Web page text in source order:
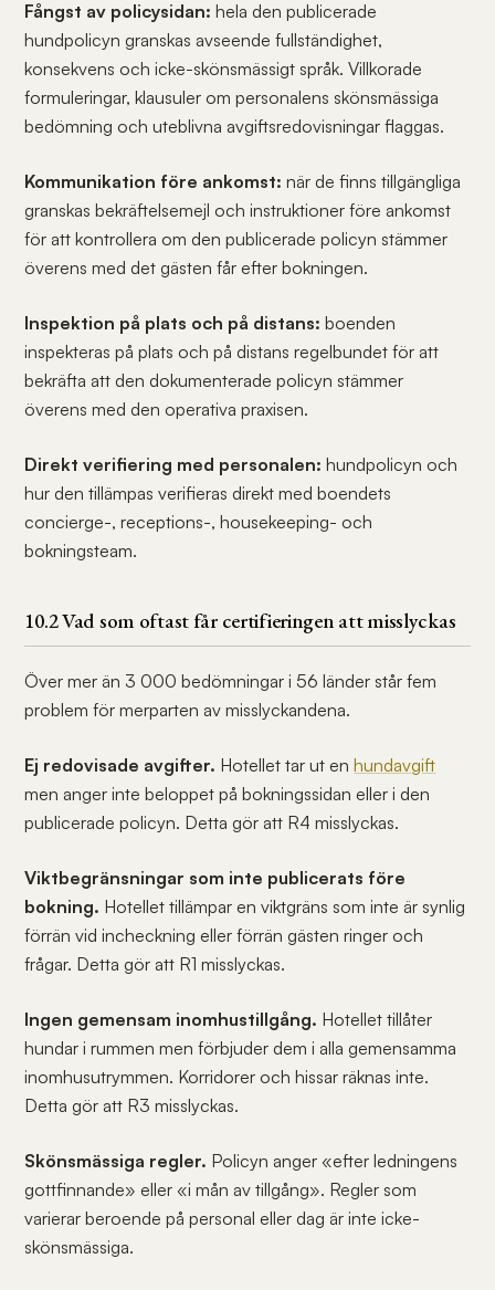
Fångst av policysidan: hela den publicerade
hundpolicyn granskas avseende fullständighet,
konsekvens och icke-skönsmässigt språk. Villkorade
formuleringar, klausuler om personalens skönsmässiga
bedömning och uteblivna avgiftsredovisningar flaggas.
Kommunikation före ankomst: när de finns tillgängliga
granskas bekräftelsemejl och instruktioner före ankomst
för att kontrollera om den publicerade policyn stämmer
överens med det gästen får efter bokningen.
Inspektion på plats och på distans: boenden
inspekteras på plats och på distans regelbundet för att
bekräfta att den dokumenterade policyn stämmer
överens med den operativa praxisen.
Direkt verifiering med personalen: hundpolicyn och
hur den tillämpas verifieras direkt med boendets
concierge-, receptions-, housekeeping- och
bokningsteam.
10.2 Vad som oftast får certifieringen att misslyckas
Över mer än 3 000 bedömningar i 56 länder står fem
problem för merparten av misslyckandena.
Ej redovisade avgifter. Hotellet tar ut enhundavgift
men anger inte beloppet på bokningssidan eller i den
publicerade policyn. Detta gör att R4 misslyckas.
Viktbegränsningar som inte publicerats före
bokning. Hotellet tillämpar en viktgräns som inte är synlig
förrän vid incheckning eller förrän gästen ringer och
frågar. Detta gör att R1 misslyckas.
Ingen gemensam inomhustillgång. Hotellet tillåter
hundar i rummen men förbjuder dem i alla gemensamma
inomhusutrymmen. Korridorer och hissar räknas inte.
Detta gör att R3 misslyckas.
Skönsmässiga regler. Policyn anger «efter ledningens
gottfinnande» eller «i mån av tillgång». Regler som
varierar beroende på personal eller dag är inte icke-
skönsmässiga.